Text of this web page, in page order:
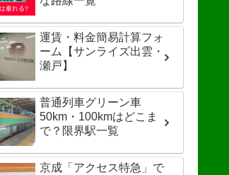
運賃・料金簡易計算フォ
ーム【サンライズ出雲・
瀬戸】
普通列車グリーン車
50km・100kmはどこま
で？限界駅一覧
京成「アクセス特急」で